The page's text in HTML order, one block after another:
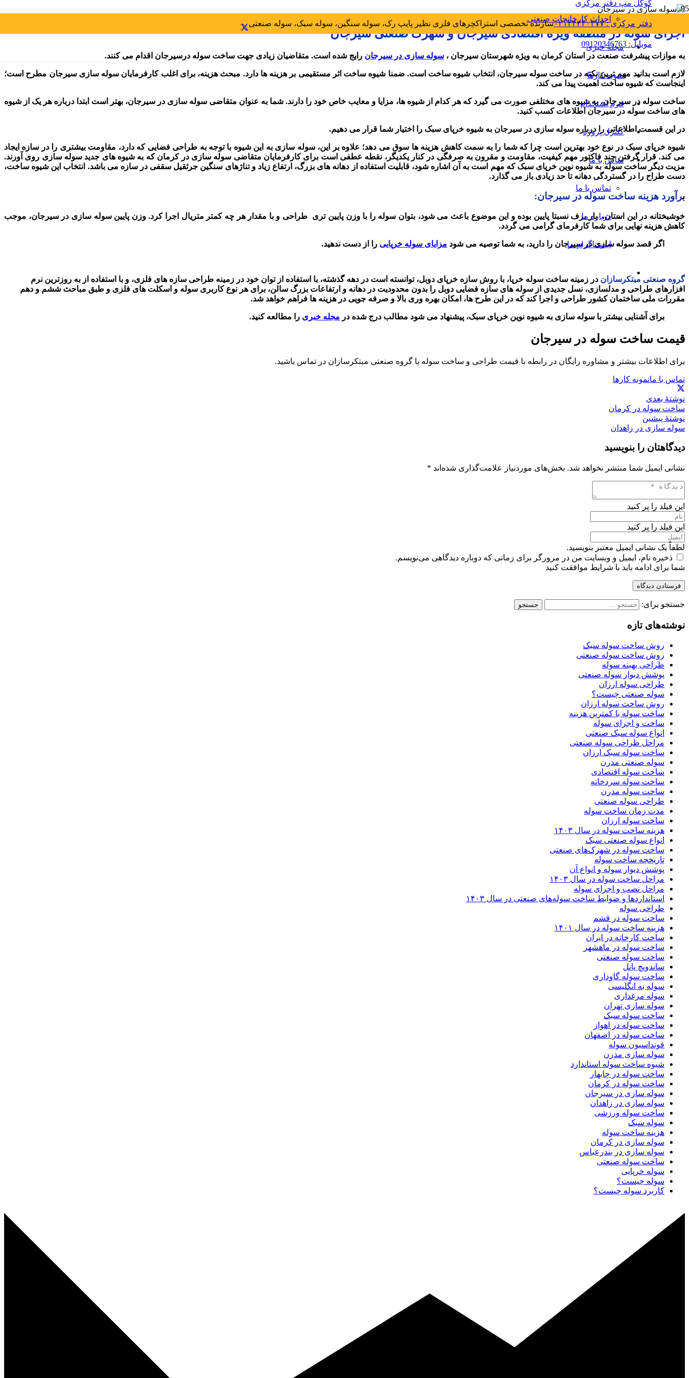
گوگل مپ دفتر مرکزی
دفتر مرکزی : ۰۲۱۴۴۴۴۰۳۷۷
موبایل: 09120346763
سازنده تخصصی استراکچرهای فلزی نظیر پایپ رک، سوله سنگین، سوله سبک، سوله صنعتی
احداث کارخانجات صنعتی
مجله خبری
نمونه کارها
فرم استخدام
کنترل پروژه
تماس با ما
تماس با ما
درباره ما
اینستاگرام ما
اجرای سوله در منطقه ویژه اقتصادی سیرجان و شهرک صنعتی سیرجان
به موازات پیشرفت صنعت در استان کرمان به ویژه شهرستان سیرجان ، سوله سازی در سیرجان رایج شده است. متقاضیان زیادی جهت ساخت سوله درسیرجان اقدام می کنند.
لازم است بدانید مهم ترین نکته در ساخت سوله سیرجان، انتخاب شیوه ساخت است. ضمنا شیوه ساخت اثر مستقیمی بر هزینه ها دارد. مبحث هزینه، برای اغلب کارفرمایان سوله سازی سیرجان مطرح است؛
اینجاست که شیوه ساخت اهمیت پیدا می کند.
ساخت سوله در سیرجان، به شیوه های مختلفی صورت می گیرد که هر کدام از شیوه ها، مزایا و معایب خاص خود را دارند. شما به عنوان متقاضی سوله سازی در سیرجان، بهتر است ابتدا درباره هر یک از شیوه
های ساخت سوله در سیرجان اطلاعات کسب کنید.
در این قسمت اطلاعاتی را درباره سوله سازی در سیرجان به شیوه خرپای سبک را اختیار شما قرار می دهیم.
شیوه خرپای سبک در نوع خود بهترین است چرا که شما را به سمت کاهش هزینه ها سوق می دهد؛ علاوه بر این، سوله سازی به این شیوه با توجه به طراحی فضایی که دارد، مقاومت بیشتری را در سازه ایجاد
می کند. قرار گرفتن چند فاکتور مهم کیفیت، مقاومت و مقرون به صرفگی در کنار یکدیگر، نقطه عطفی است برای کارفرمایان متقاضی سوله سازی در کرمان که به شیوه های جدید سوله سازی روی آورند.
مزیت دیگر ساخت سوله به شیوه نوین خرپای سبک که مهم است به آن اشاره شود، قابلیت استفاده از دهانه های بزرگ، ارتفاع زیاد و تناژهای سنگین جرثقیل سقفی در سازه می باشد. انتخاب این شیوه ساخت،
دست طراح را در گستردگی دهانه تا حد زیادی باز می گذارد.
برآورد هزینه ساخت سوله در سیرجان:
خوشبختانه در این استان، بار برف نسبتا پایین بوده و این موضوع باعث می شود، بتوان سوله را با وزن پایین تری طراحی و با مقدار هر چه کمتر متریال اجرا کرد. وزن پایین سوله سازی در سیرجان، موجب
کاهش هزینه نهایی برای شما کارفرمای گرامی می گردد.
اگر قصد سوله سازی در سیرجان را دارید، به شما توصیه می شود مزایای سوله خرپایی را از دست ندهید.
گروه صنعتی مبتکرسازان در زمینه ساخت سوله خرپا، با روش سازه خرپای دوبل، توانسته است در دهه گذشته، با استفاده از توان خود در زمینه طراحی سازه های فلزی، و با استفاده از به روزترین نرم
افزارهای طراحی و مدلسازی، نسل جدیدی از سوله های سازه فضایی دوبل را بدون محدودیت در دهانه و ارتفاعات بزرگ سالن، برای هر نوع کاربری سوله و اسکلت های فلزی و طبق مباحث ششم و دهم
مقررات ملی ساختمان کشور طراحی و اجرا کند که در این طرح ها، امکان بهره وری بالا و صرفه جویی در هزینه ها فراهم خواهد شد.
برای آشنایی بیشتر با سوله سازی به شیوه نوین خرپای سبک، پیشنهاد می شود مطالب درج شده در مجله خبری را مطالعه کنید.
قیمت ساخت سوله در سیرجان
برای اطلاعات بیشتر و مشاوره رایگان در رابطه با قیمت طراحی و ساخت سوله با گروه صنعتی مبتکرسازان در تماس باشید.
تماس با مانمونه کارها
نوشتهٔ بعدی
ساخت سوله در کرمان
نوشتهٔ پیشین
سوله سازی در زاهدان
دیدگاهتان را بنویسید
نشانی ایمیل شما منتشر نخواهد شد. بخش‌های موردنیاز علامت‌گذاری شده‌اند *
این فیلد را پر کنید
این فیلد را پر کنید
لطفاً یک نشانی ایمیل معتبر بنویسید.
ذخیره نام، ایمیل و وبسایت من در مرورگر برای زمانی که دوباره دیدگاهی می‌نویسم.
شما برای ادامه باید با شرایط موافقت کنید
فرستادن دیدگاه
جستجو برای:
نوشته‌های تازه
روش ساخت سوله سبک
روش ساخت سوله صنعتی
طراحی بهینه سوله
پوشش دیوار سوله صنعتی
طراحی سوله ارزان
سوله صنعتی چیست؟
روش ساخت سوله ارزان
ساخت سوله با کمترین هزینه
ساخت و اجرای سوله
انواع سوله سبک صنعتی
مراحل طراحی سوله صنعتی
ساخت سوله سبک ارزان
سوله صنعتی مدرن
ساخت سوله اقتصادی
ساخت سوله سردخانه
ساخت سوله مدرن
طراحی سوله صنعتی
مدت زمان ساخت سوله
ساخت سوله ارزان
هزینه ساخت سوله در سال ۱۴۰۳
انواع سوله صنعتی سبک
ساخت سوله در شهرک‌های صنعتی
تاریخچه ساخت سوله
پوشش دیوار سوله و انواع آن
مراحل ساخت سوله در سال ۱۴۰۳
مراحل نصب و اجرای سوله
استانداردها و ضوابط ساخت سوله‌های صنعتی در سال ۱۴۰۳
طراحی سوله
ساخت سوله در قشم
هزینه ساخت سوله در سال ۱۴۰۱
ساخت کارخانه در ایران
ساخت سوله در ماهشهر
ساخت سوله صنعتی
ساندویچ پانل
ساخت سوله گاوداری
سوله به انگلیسی
سوله مرغداری
سوله سازی تهران
ساخت سوله سبک
ساخت سوله در اهواز
ساخت سوله در اصفهان
فونداسیون سوله
سوله سازی مدرن
شیوه ساخت سوله استاندارد
ساخت سوله در چابهار
ساخت سوله در کرمان
سوله سازی در سیرجان
سوله سازی در زاهدان
ساخت سوله ورزشی
سوله سبک
هزینه ساخت سوله
سوله سازی در کرمان
سوله سازی در بندرعباس
ساخت سوله صنعتی
سوله خرپایی
سوله چیست؟
کاربرد سوله چیست؟